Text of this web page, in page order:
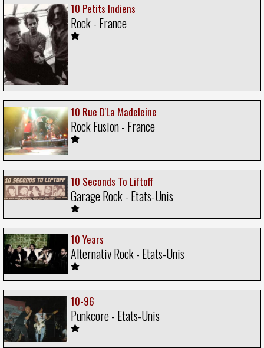
10 Petits Indiens
Rock - France
10 Rue D'La Madeleine
Rock Fusion - France
10 Seconds To Liftoff
Garage Rock - Etats-Unis
10 Years
Alternativ Rock - Etats-Unis
10-96
Punkcore - Etats-Unis